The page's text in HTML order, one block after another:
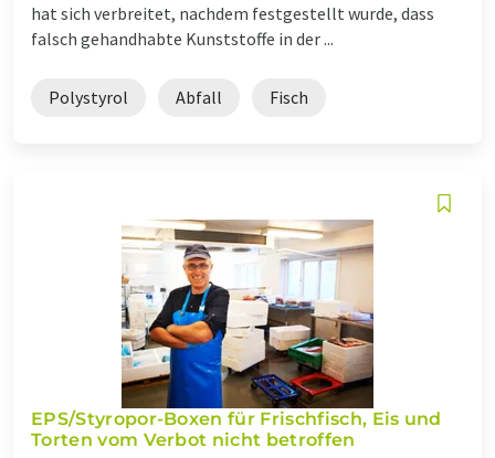
hat sich verbreitet, nachdem festgestellt wurde, dass
falsch gehandhabte Kunststoffe in der ...
Polystyrol Abfall Fisch
EPS/Styropor-Boxen für Frischfisch, Eis und
Torten vom Verbot nicht betroffen